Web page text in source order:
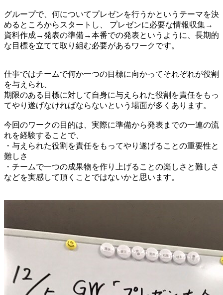
グループで、何についてプレゼンを行うかというテーマを決
めるところからスタートし、 プレゼンに必要な情報収集→
資料作成→発表の準備→本番での発表というように、長期的
な目標を立てて取り組む必要があるワークです。
仕事ではチームで何か一つの目標に向かってそれぞれが役割
を与えられ、
期限のある目標に対して自身に与えられた役割を責任をもっ
てやり遂げなければならないという場面が多くあります。
今回のワークの目的は、実際に準備から発表までの一連の流
れを経験することで、
・与えられた役割を責任をもってやり遂げることの重要性と
難しさ
・チームで一つの成果物を作り上げることの楽しさと難しさ
などを実感して頂くことではないかと思います。